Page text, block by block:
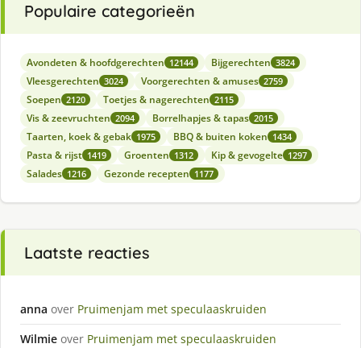
Populaire categorieën
Avondeten & hoofdgerechten 12144 Bijgerechten 3824
Vleesgerechten 3024 Voorgerechten & amuses 2759
Soepen 2120 Toetjes & nagerechten 2115
Vis & zeevruchten 2094 Borrelhapjes & tapas 2015
Taarten, koek & gebak 1975 BBQ & buiten koken 1434
Pasta & rijst 1419 Groenten 1312 Kip & gevogelte 1297
Salades 1216 Gezonde recepten 1177
Laatste reacties
anna over Pruimenjam met speculaaskruiden
Wilmie over Pruimenjam met speculaaskruiden